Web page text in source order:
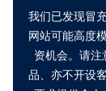
我们已发现冒
网站可能高度
资机会。请
品、亦不开设